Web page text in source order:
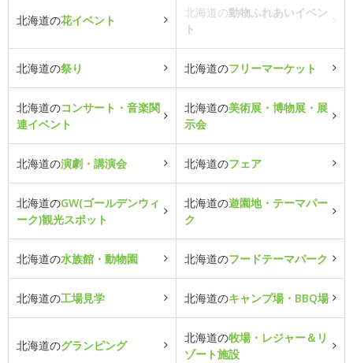
北海道の花イベント
北海道の動物ふれあいイベン
ト
北海道の祭り 北海道のフリーマーケット
北海道のコンサート・音楽関
連イベント
北海道の美術展・博物展・展
示会
北海道の演劇・講演会 北海道のフェア
北海道のGW(ゴールデンウィ
ーク)観光スポット
北海道の遊園地・テーマパー
ク
北海道の水族館・動物園 北海道のフードテーマパーク
北海道の工場見学 北海道のキャンプ場・BBQ場
北海道のグランピング
北海道の牧場・レジャー＆リ
ゾート施設